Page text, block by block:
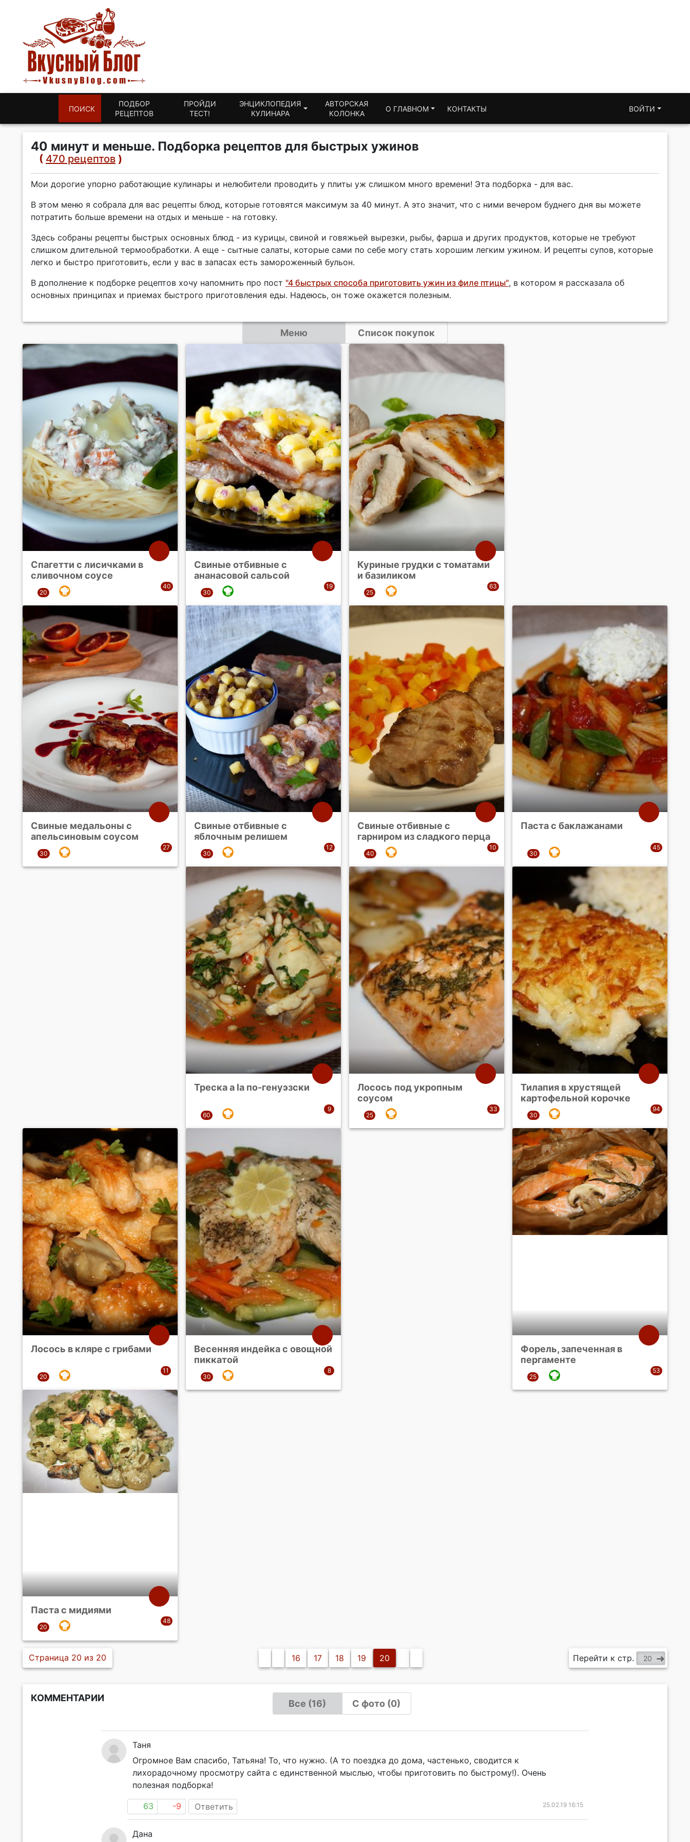
ПОИСК
ПОДБОР
РЕЦЕПТОВ
ПРОЙДИ
ТЕСТ!
ЭНЦИКЛОПЕДИЯ
КУЛИНАРА
АВТОРСКАЯ
КОЛОНКА
О ГЛАВНОМ КОНТАКТЫ ВОЙТИ
40 минут и меньше. Подборка рецептов для быстрых ужинов
( 470 рецептов )
Мои дорогие упорно работающие кулинары и нелюбители проводить у плиты уж слишком много времени! Эта подборка - для вас.
В этом меню я собрала для вас рецепты блюд, которые готовятся максимум за 40 минут. А это значит, что с ними вечером буднего дня вы можете
потратить больше времени на отдых и меньше - на готовку.
Здесь собраны рецепты быстрых основных блюд - из курицы, свиной и говяжьей вырезки, рыбы, фарша и других продуктов, которые не требуют
слишком длительной термообработки. А еще - сытные салаты, которые сами по себе могу стать хорошим легким ужином. И рецепты супов, которые
легко и быстро приготовить, если у вас в запасах есть замороженный бульон.
В дополнение к подборке рецептов хочу напомнить про пост "4 быстрых способа приготовить ужин из филе птицы", в котором я рассказала об
основных принципах и приемах быстрого приготовления еды. Надеюсь, он тоже окажется полезным.
Меню Список покупок
Спагетти с лисичками в
сливочном соусе
Свиные отбивные с
ананасовой сальсой
Куриные грудки с томатами
и базиликом
Свиные медальоны с
апельсиновым соусом
Свиные отбивные с
яблочным релишем
Свиные отбивные с
гарниром из сладкого перца
Паста с баклажанами
Треска a la по-генуэзски
Лосось под укропным
соусом
Тилапия в хрустящей
картофельной корочке
Лосось в кляре с грибами
Весенняя индейка с овощной
пиккатой
Форель, запеченная в
пергаменте
Паста с мидиями
Страница 20 из 20 16 17 18 19 20 Перейти к стр.
КОММЕНТАРИИ
Все (16) С фото (0)
Таня
Огромное Вам спасибо, Татьяна! То, что нужно. (А то поездка до дома, частенько, сводится к
лихорадочному просмотру сайта с единственной мыслью, чтобы приготовить по быстрому!). Очень
полезная подборка!
63 -9 Ответить 25.02.19 16:15
Дана